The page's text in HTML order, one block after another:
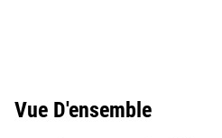
Vue D'ensemble